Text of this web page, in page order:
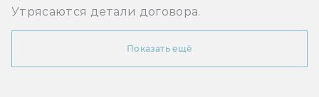
Утрясаются детали договора.
Показать ещё